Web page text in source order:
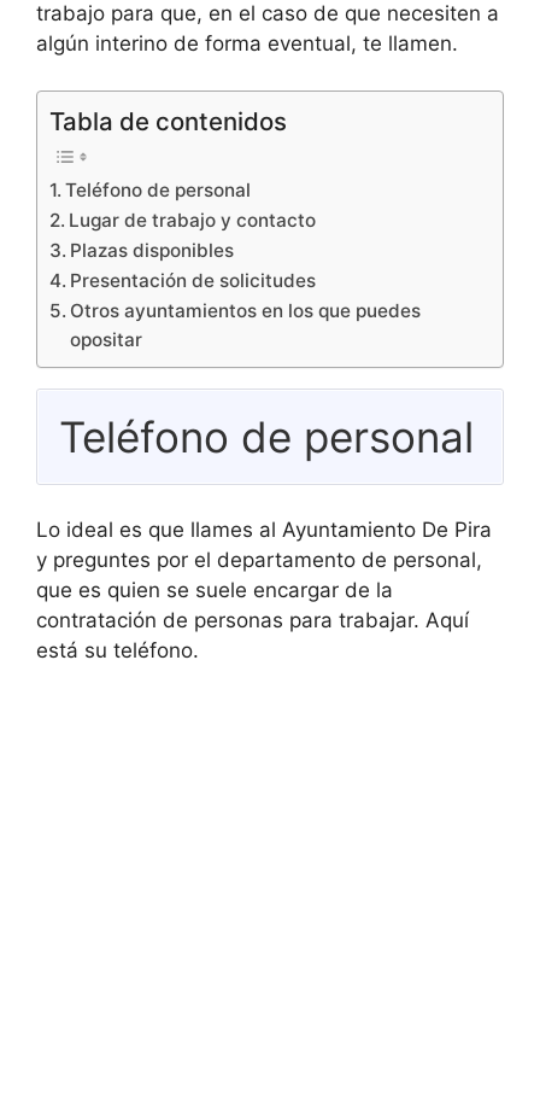
trabajo para que, en el caso de que necesiten a
algún interino de forma eventual, te llamen.
Tabla de contenidos
Teléfono de personal
Lugar de trabajo y contacto
Plazas disponibles
Presentación de solicitudes
Otros ayuntamientos en los que puedes
opositar
Teléfono de personal
Lo ideal es que llames al Ayuntamiento De Pira
y preguntes por el departamento de personal,
que es quien se suele encargar de la
contratación de personas para trabajar. Aquí
está su teléfono.